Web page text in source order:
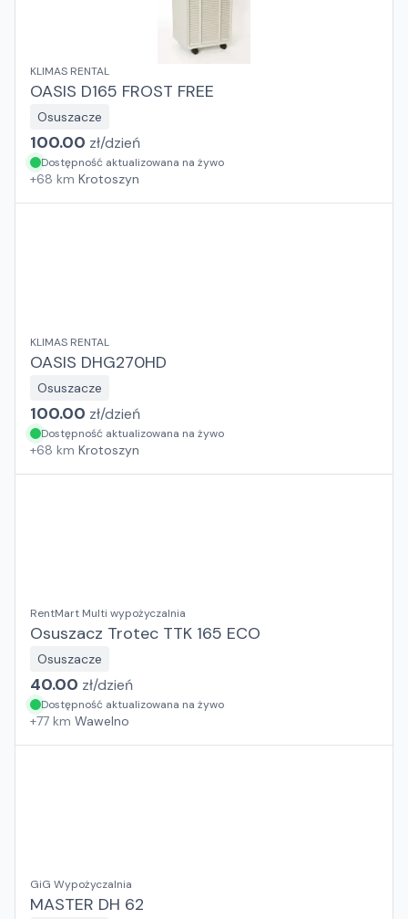
KLIMAS RENTAL
OASIS D165 FROST FREE
Osuszacze
100.00 zł/dzień
Dostępność aktualizowana na żywo
+68 km Krotoszyn
KLIMAS RENTAL
OASIS DHG270HD
Osuszacze
100.00 zł/dzień
Dostępność aktualizowana na żywo
+68 km Krotoszyn
RentMart Multi wypożyczalnia
Osuszacz Trotec TTK 165 ECO
Osuszacze
40.00 zł/dzień
Dostępność aktualizowana na żywo
+77 km Wawelno
GiG Wypożyczalnia
MASTER DH 62